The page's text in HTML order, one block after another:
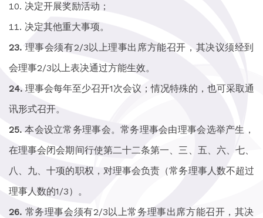
决定开展奖励活动；
决定其他重大事项。
理事会须有2/3以上理事出席方能召开，其决议须经到
会理事2/3以上表决通过方能生效。
理事会每年至少召开1次会议；情况特殊的，也可采取通
讯形式召开。
本会设立常务理事会。常务理事会由理事会选举产生，
在理事会闭会期间行使第二十二条第一、三、五、六、七、
八、九、十项的职权，对理事会负责（常务理事人数不超过
理事人数的1/3）。
常务理事会须有2/3以上常务理事出席方能召开，其决